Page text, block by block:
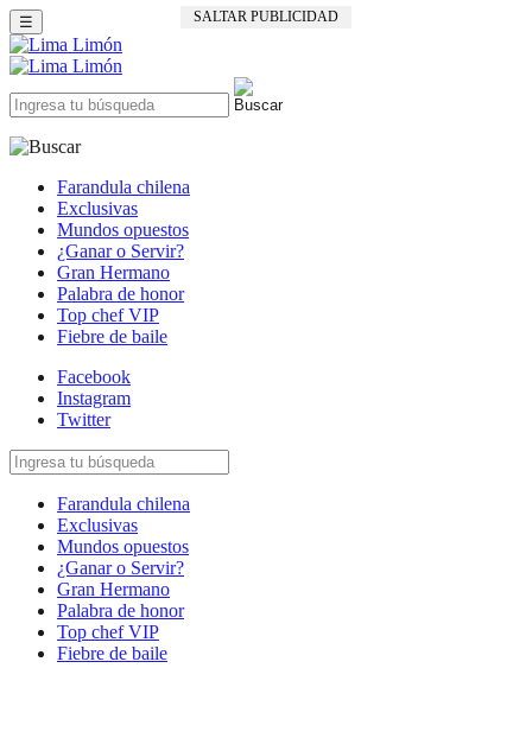
SALTAR PUBLICIDAD
☰
Farandula chilena
Exclusivas
Mundos opuestos
¿Ganar o Servir?
Gran Hermano
Palabra de honor
Top chef VIP
Fiebre de baile
Facebook
Instagram
Twitter
Farandula chilena
Exclusivas
Mundos opuestos
¿Ganar o Servir?
Gran Hermano
Palabra de honor
Top chef VIP
Fiebre de baile